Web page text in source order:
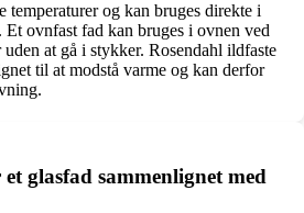
temperaturer og kan bruges direkte i
ovnfast fad kan bruges i ovnen ved
at gå i stykker. Rosendahl ildfaste
til at modstå varme og kan derfor
glasfad sammenlignet med